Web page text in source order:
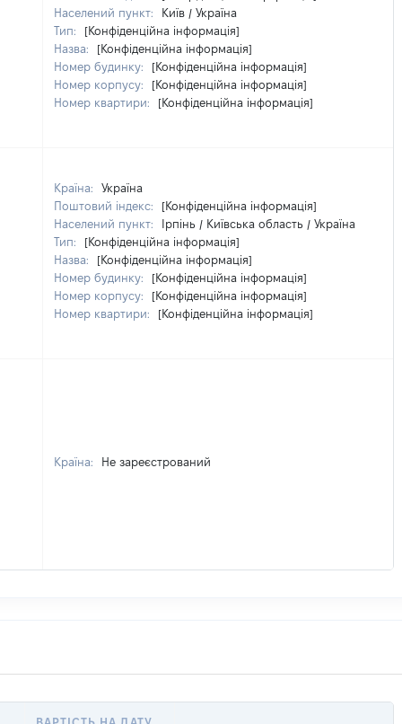
Населений пункт:
Київ / Україна
Тип:
[Конфіденційна інформація]
Назва:
[Конфіденційна інформація]
Номер будинку:
[Конфіденційна інформація]
Номер корпусу:
[Конфіденційна інформація]
Номер квартири:
[Конфіденційна інформація]
Країна:
Україна
Поштовий індекс:
[Конфіденційна інформація]
Населений пункт:
Ірпінь / Київська область / Україна
Тип:
[Конфіденційна інформація]
Назва:
[Конфіденційна інформація]
Номер будинку:
[Конфіденційна інформація]
Номер корпусу:
[Конфіденційна інформація]
Номер квартири:
[Конфіденційна інформація]
Країна: Не зареєстрований